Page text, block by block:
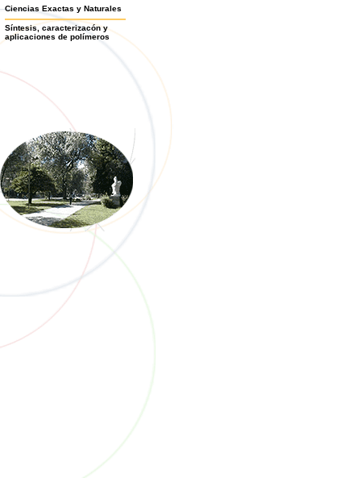
Ciencias Exactas y Naturales
Síntesis, caracterizacón y
aplicaciones de polímeros